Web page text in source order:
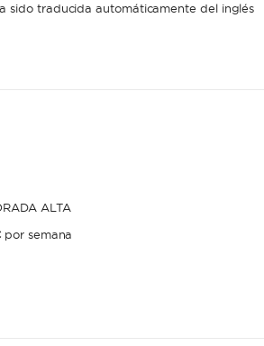
sido traducida automáticamente del inglés
ALTA
por semana